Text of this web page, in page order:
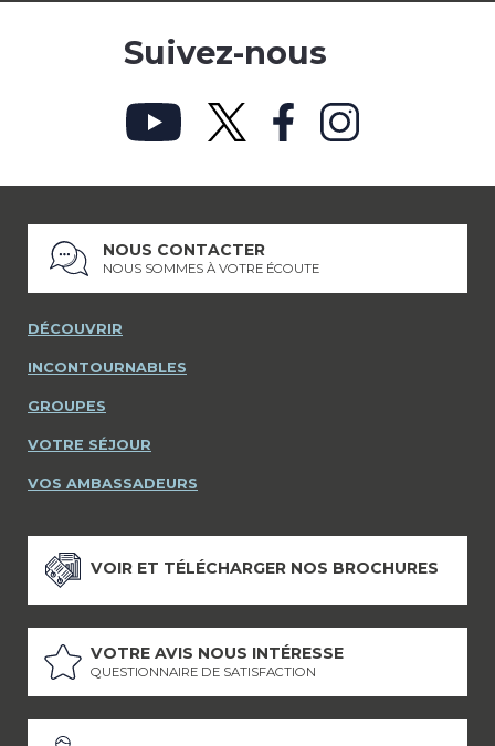
Suivez-nous
NOUS CONTACTER
NOUS SOMMES À VOTRE ÉCOUTE
DÉCOUVRIR
INCONTOURNABLES
GROUPES
VOTRE SÉJOUR
VOS AMBASSADEURS
VOIR ET TÉLÉCHARGER NOS BROCHURES
VOTRE AVIS NOUS INTÉRESSE
QUESTIONNAIRE DE SATISFACTION